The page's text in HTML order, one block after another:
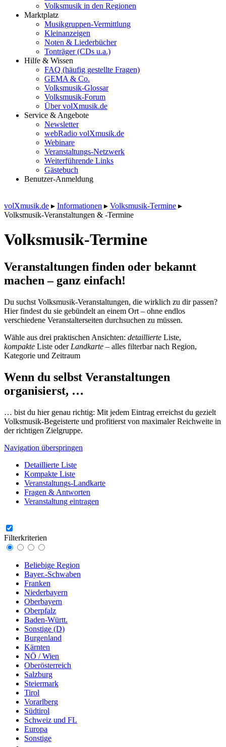
Volksmusik in den Regionen
Marktplatz
Musikgruppen-Vermittlung
Kleinanzeigen
Noten & Liederbücher
Tonträger (CDs u.a.)
Hilfe & Wissen
FAQ (häufig gestellte Fragen)
GEMA & Co.
Volksmusik-Glossar
Volksmusik-Forum
Über volXmusik.de
Service & Angebote
Newsletter
webRadio volXmusik.de
Webinare
Veranstaltungs-Netzwerk
Weiterführende Links
Gästebuch
Benutzer-Anmeldung
volXmusik.de ▸ Informationen ▸ Volksmusik-Termine ▸
Volksmusik-Veranstaltungen & -Termine
Volksmusik-Termine
Veranstaltungen finden oder bekannt
machen – ganz einfach!
Du suchst Volksmusik-Veranstaltungen, die wirklich zu dir passen?
Hier findest du sie gebündelt an einem Ort – ohne endlos
verschiedene Veranstalterseiten durchsuchen zu müssen.
Wähle aus drei praktischen Ansichten: detaillierte Liste,
kompakte Liste oder Landkarte – alles filterbar nach Region,
Kategorie und Zeitraum
Wenn du selbst Veranstaltungen
organisierst, …
… bist du hier genau richtig: Mit jedem Eintrag erreichst du gezielt
Volksmusik-Begeisterte und profitierst von maximaler Reichweite in
der richtigen Zielgruppe.
Navigation überspringen
Detaillierte Liste
Kompakte Liste
Veranstaltungs-Landkarte
Fragen & Antworten
Veranstaltung eintragen
Filterkriterien
Beliebige Region
Bayer.-Schwaben
Franken
Niederbayern
Oberbayern
Oberpfalz
Baden-Württ.
Sonstige (D)
Burgenland
Kärnten
NÖ / Wien
Oberösterreich
Salzburg
Steiermark
Tirol
Vorarlberg
Südtirol
Schweiz und FL
Europa
Sonstige